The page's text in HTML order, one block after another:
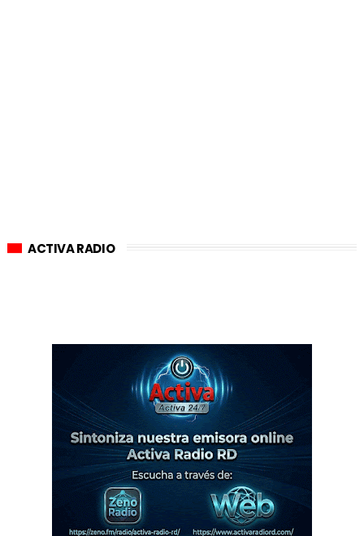
ACTIVA RADIO